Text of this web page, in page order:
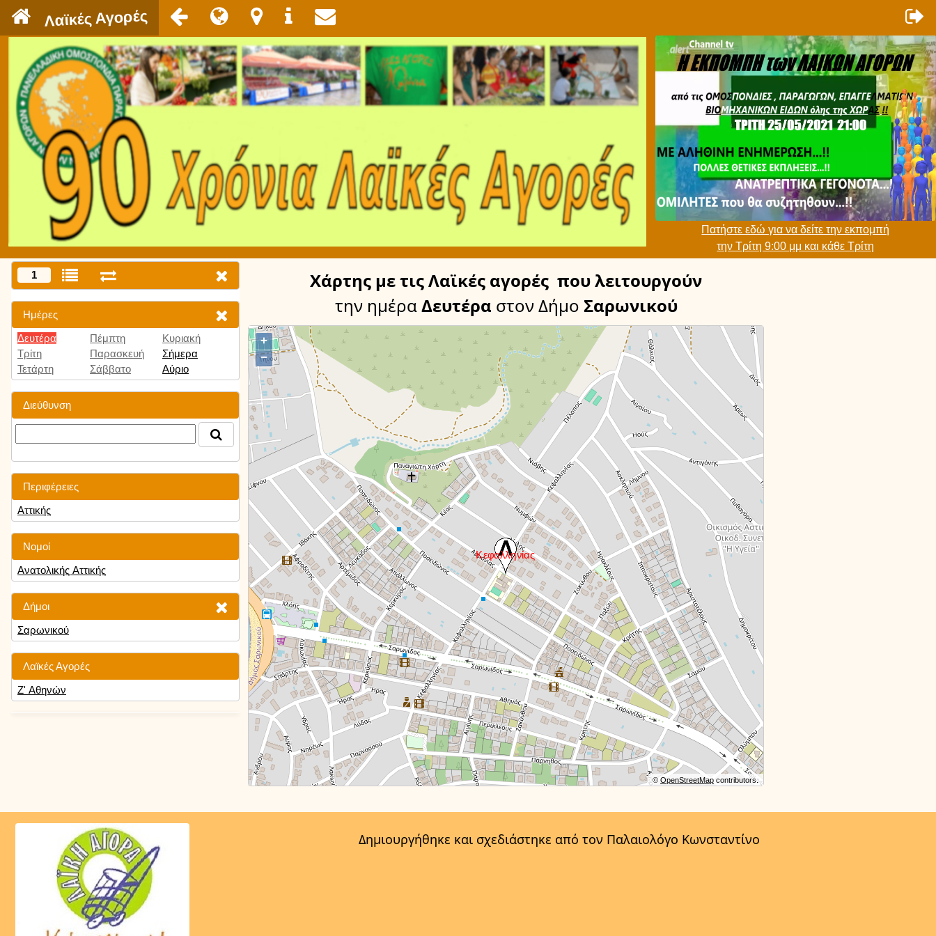
Λαϊκές Αγορές
Πατήστε εδώ για να δείτε την εκπομπή
την Τρίτη 9:00 μμ και κάθε Τρίτη
1
Ημέρες
Δευτέρα
Τρίτη
Τετάρτη
Πέμπτη
Παρασκευή
Σάββατο
Κυριακή
Σήμερα
Αύριο
Διεύθυνση
Περιφέρειες
Αττικής
Νομοί
Ανατολικής Αττικής
Δήμοι
Σαρωνικού
Λαϊκές Αγορές
Ζ' Αθηνών
Χάρτης με τις Λαϊκές αγορές που λειτουργούν
την ημέραΔευτέρα στον Δήμο Σαρωνικού
+
−
©OpenStreetMap contributors.
Δημιουργήθηκε και σχεδιάστηκε από τον Παλαιολόγο Κωνσταντίνο